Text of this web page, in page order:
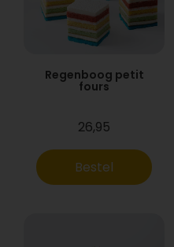
Regenboog petit
fours
26,95
Bestel